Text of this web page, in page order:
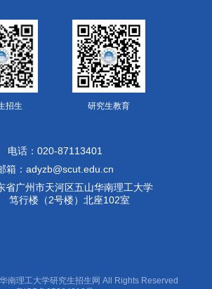
招生 研究生教育
电话：020-87113401
箱：adyzb@scut.edu.cn
省广州市天河区五山华南理工大学
楼（2号楼）北座102室
南理工大学研究生招生网 All Rights Reserved